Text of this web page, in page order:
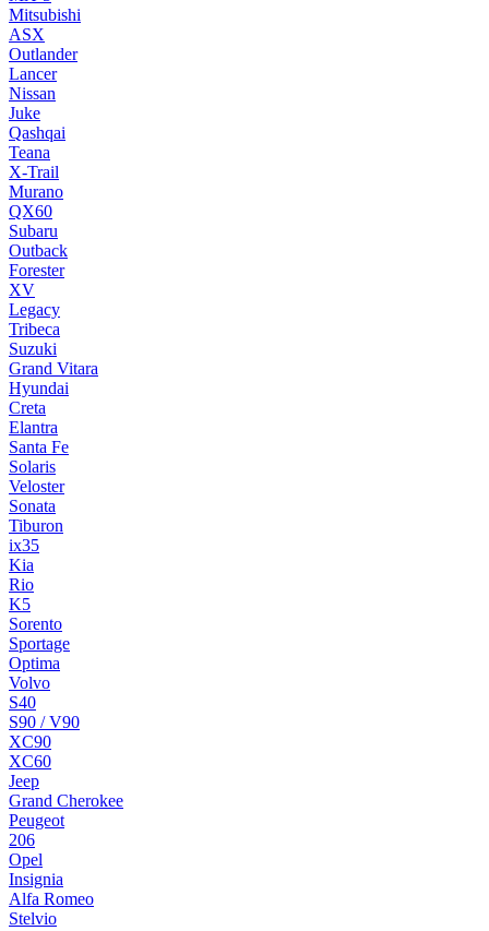
Mitsubishi
ASX
Outlander
Lancer
Nissan
Juke
Qashqai
Teana
X-Trail
Murano
QX60
Subaru
Outback
Forester
XV
Legacy
Tribeca
Suzuki
Grand Vitara
Hyundai
Creta
Elantra
Santa Fe
Solaris
Veloster
Sonata
Tiburon
ix35
Kia
Rio
K5
Sorento
Sportage
Optima
Volvo
S40
S90 / V90
XC90
XC60
Jeep
Grand Cherokee
Peugeot
206
Opel
Insignia
Alfa Romeo
Stelvio